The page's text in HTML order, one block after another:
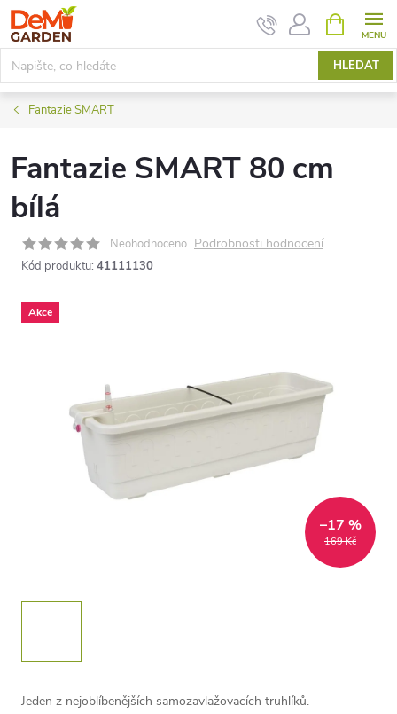
Přejít
na
obsah
HLEDAT
NÁKUPNÍ
KOŠÍK
Fantazie SMART
Fantazie SMART 80 cm
bílá
Neohodnoceno Podrobnosti hodnocení
Kód produktu: 41111130
Akce
169 Kč
–17 %
Jeden z nejoblíbenějších samozavlažovacích truhlíků.